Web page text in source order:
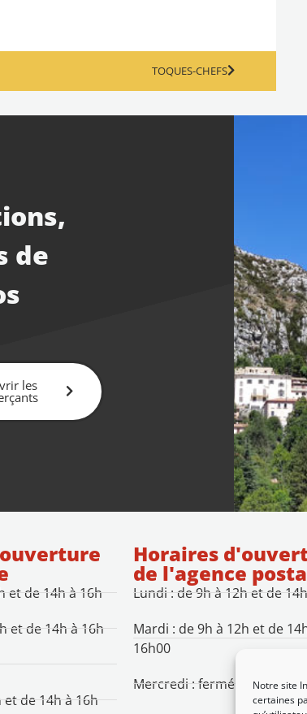
Notre site
certaines
TOQUES-CHEFS
de
les
et de 14h à 16h
et de 14h à 16h
et de 14h à 16h
Horaires
de l'agence
Lundi : de 9h à 12h et de
Mardi : de 9h à 12h et de
16h00
Mercredi : fermé